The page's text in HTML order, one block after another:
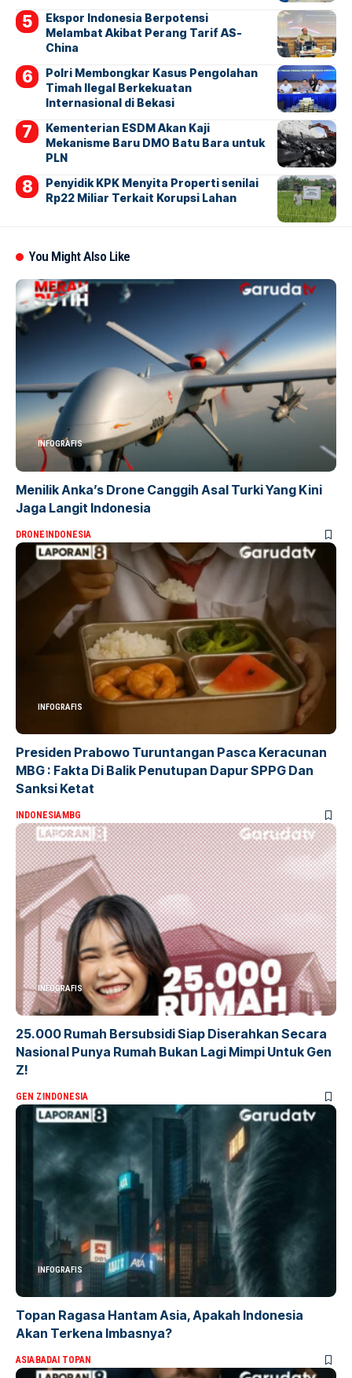
Ekspor Indonesia Berpotensi
Melambat Akibat Perang Tarif AS-
China
Polri Membongkar Kasus Pengolahan
Timah Ilegal Berkekuatan
Internasional di Bekasi
Kementerian ESDM Akan Kaji
Mekanisme Baru DMO Batu Bara untuk
PLN
Penyidik KPK Menyita Properti senilai
Rp22 Miliar Terkait Korupsi Lahan
You Might Also Like
INFOGRAFIS
Menilik Anka’s Drone Canggih Asal Turki Yang Kini
Jaga Langit Indonesia
DRONEINDONESIA
INFOGRAFIS
Presiden Prabowo Turuntangan Pasca Keracunan
MBG : Fakta Di Balik Penutupan Dapur SPPG Dan
Sanksi Ketat
INDONESIAMBG
INFOGRAFIS
25.000 Rumah Bersubsidi Siap Diserahkan Secara
Nasional Punya Rumah Bukan Lagi Mimpi Untuk Gen
Z!
GEN ZINDONESIA
INFOGRAFIS
Topan Ragasa Hantam Asia, Apakah Indonesia
Akan Terkena Imbasnya?
ASIABADAI TOPAN